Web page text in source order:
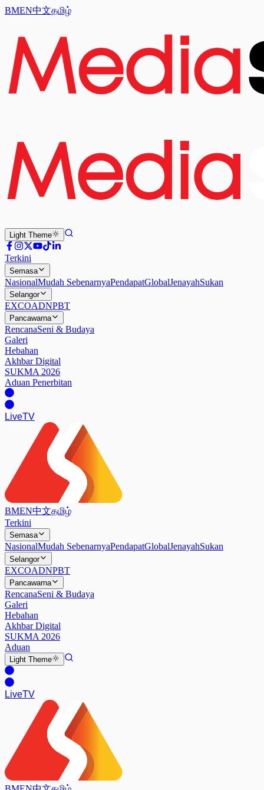
BMEN中文தமிழ்
Light Theme
Terkini
Semasa
NasionalMudah SebenarnyaPendapatGlobalJenayahSukan
Selangor
EXCOADNPBT
Pancawarna
RencanaSeni & Budaya
Galeri
Hebahan
Akhbar Digital
SUKMA 2026
Aduan Penerbitan
LiveTV
BMEN中文தமிழ்
Terkini
Semasa
NasionalMudah SebenarnyaPendapatGlobalJenayahSukan
Selangor
EXCOADNPBT
Pancawarna
RencanaSeni & Budaya
Galeri
Hebahan
Akhbar Digital
SUKMA 2026
Aduan
Light Theme
LiveTV